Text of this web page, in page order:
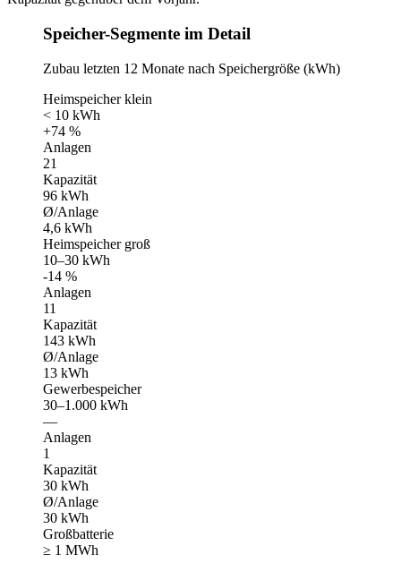
Speicher-Segmente im Detail
Zubau letzten 12 Monate nach Speichergröße (kWh)
Heimspeicher klein
< 10 kWh
+74 %
Anlagen
21
Kapazität
96 kWh
Ø/Anlage
4,6 kWh
Heimspeicher groß
10–30 kWh
-14 %
Anlagen
11
Kapazität
143 kWh
Ø/Anlage
13 kWh
Gewerbespeicher
30–1.000 kWh
—
Anlagen
1
Kapazität
30 kWh
Ø/Anlage
30 kWh
Großbatterie
≥ 1 MWh